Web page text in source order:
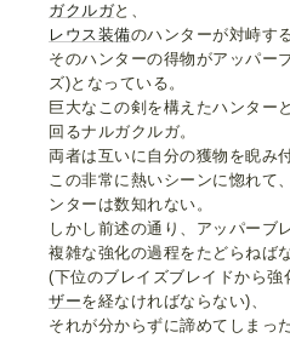
ガクルガと、
レウス装備のハンターが対峙す
そのハンターの得物がアッパー
ズ)となっている。
巨大なこの剣を構えたハンター
回るナルガクルガ。
両者は互いに自分の獲物を睨み
この非常に熱いシーンに惚れて
ンターは数知れない。
しかし前述の通り、アッパーブ
複雑な強化の過程をたどらねば
(下位のブレイズブレイドから強
ザーを経なければならない)、
それが分からずに諦めてしまっ